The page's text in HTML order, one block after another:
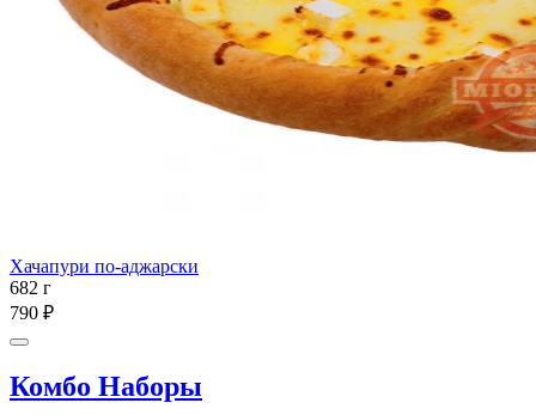
Хачапури по-аджарски
682 г
790 ₽
Комбо Наборы